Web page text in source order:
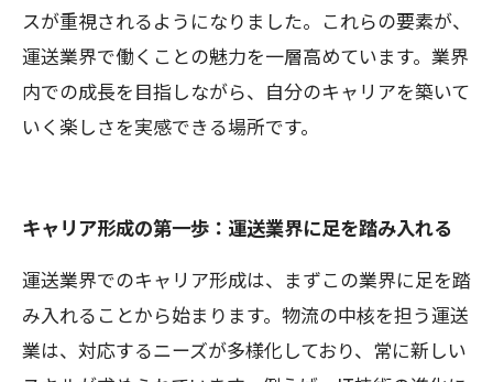
スが重視されるようになりました。これらの要素が、
運送業界で働くことの魅力を一層高めています。業界
内での成長を目指しながら、自分のキャリアを築いて
いく楽しさを実感できる場所です。
キャリア形成の第一歩：運送業界に足を踏み入れる
運送業界でのキャリア形成は、まずこの業界に足を踏
み入れることから始まります。物流の中核を担う運送
業は、対応するニーズが多様化しており、常に新しい